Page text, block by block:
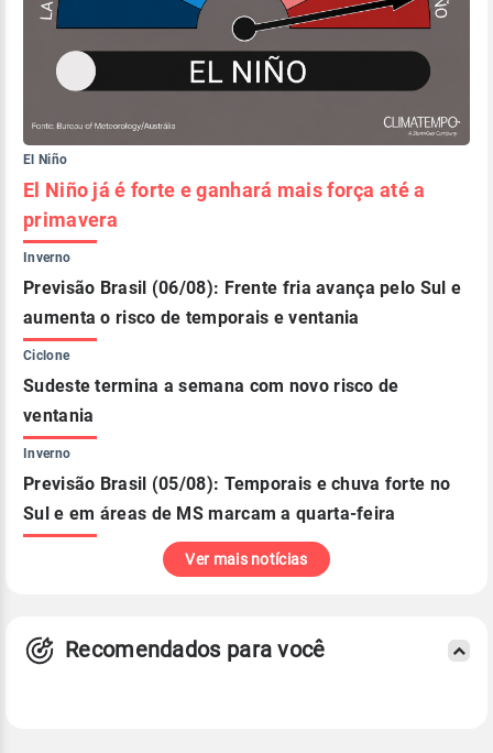
El Niño
El Niño já é forte e ganhará mais força até a
primavera
Inverno
Previsão Brasil (06/08): Frente fria avança pelo Sul e
aumenta o risco de temporais e ventania
Ciclone
Sudeste termina a semana com novo risco de
ventania
Inverno
Previsão Brasil (05/08): Temporais e chuva forte no
Sul e em áreas de MS marcam a quarta-feira
Ver mais notícias
Recomendados para você